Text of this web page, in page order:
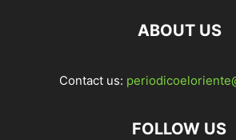
ABOUT US
Contact us:
FOLLOW US